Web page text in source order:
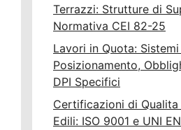
Terrazzi: Strutture di
Normativa CEI 82-25
Lavori in Quota:
Posizionamento,
DPI Specifici
Certificazioni di Qualita
Edili: ISO 9001 e UNI